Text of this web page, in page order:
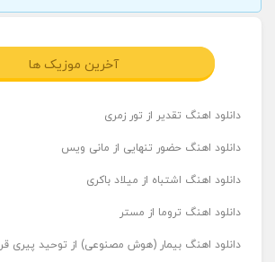
آخرین موزیک ها
دانلود اهنگ تقدیر از تور زمری
دانلود اهنگ حضور تنهایی از مانی ویس
دانلود اهنگ اشتباه از میلاد باکری
دانلود اهنگ تروما از مستر
دانلود اهنگ بیمار (هوش مصنوعی) از توحید پیری